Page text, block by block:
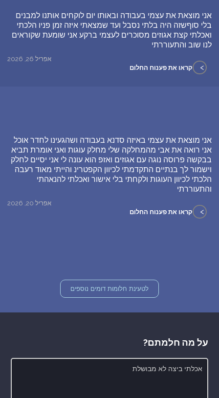
אני מוצאת את עצמי בעבודה ובאותו יום לוקחים אותנו למבנים
בלי סוףשזה היה בלתי נסבל ועד שמצאתי איזה זמן פניו הלכתי
ואכלתי קצת אגוזים מסוכרים לעצמי ברקע אני שומעת שקוראים
לנו שוב והתעוררתי
אפריל 26, 2026
> קראו את פענוח החלום
אני מוצאת את עצמי באיזה סדנא בעבודה ושהגעינו לחדר אוכל
אני רואה את אבי מהמחלקה שלי מחלק עוגות ואני אומרת תביא
בבקשה פרוסה נוגה עם אגוזים ואזפ הוא עונה לי אני יסיים לחלק
וישמור לך בנתיים התקדמתי לכיוון הקפטרינ והייתי מאוד רעבה
הלכתי לכיוון העוגות ולקחתי בלי אישור ואכלתי להנאהתי
והתעוררתי
אפריל 20, 2026
> קראו את פענוח החלום
לטעינת חלומות דומים נוספים
על מה חלמתם?